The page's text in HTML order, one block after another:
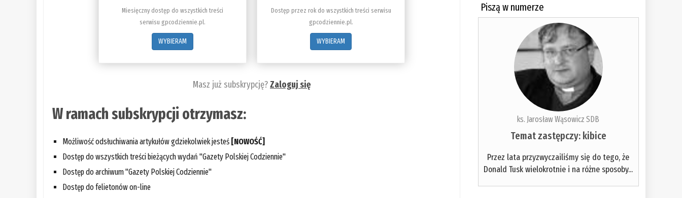
Miesięczny dostęp do wszystkich treści
serwisu gpcodziennie.pl.
WYBIERAM
Dostęp przez rok do wszystkich treści serwisu
gpcodziennie.pl.
WYBIERAM
Masz już subskrypcję?Zaloguj się
W ramach subskrypcji otrzymasz:
Możliwość odsłuchiwania artykułów gdziekolwiek jesteś [NOWOŚĆ]
Dostęp do wszystkich treści bieżących wydań "Gazety Polskiej Codziennie"
Dostęp do archiwum "Gazety Polskiej Codziennie"
Dostęp do felietonów on-line
Piszą w numerze
ks. Jarosław Wąsowicz SDB
Temat zastępczy: kibice
Przez lata przyzwyczailiśmy się do tego, że
Donald Tusk wielokrotnie i na różne sposoby...